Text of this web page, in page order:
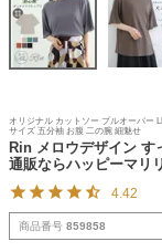
オリジナル カットソー プルオーバー
サイズ 五分袖 お腹 二の腕 細魅せ
Rin メロウデザイン す
通販ならハッピーマリ
4.42
商品番号 859858